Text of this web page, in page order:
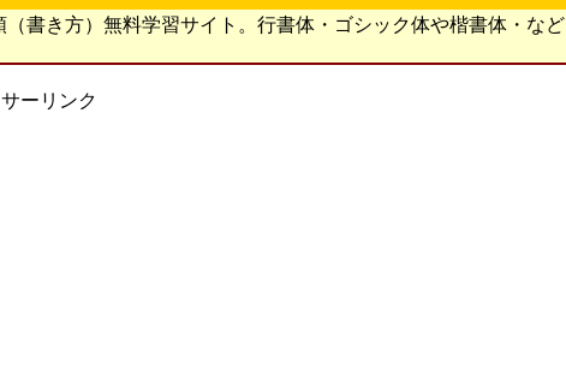
書き方）無料学習サイト。行書体・ゴシック体や楷書体・など
ーリンク